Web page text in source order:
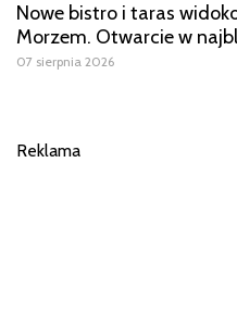
Nowe bistro i taras
Morzem. Otwarcie w
07 sierpnia 2026
Reklama